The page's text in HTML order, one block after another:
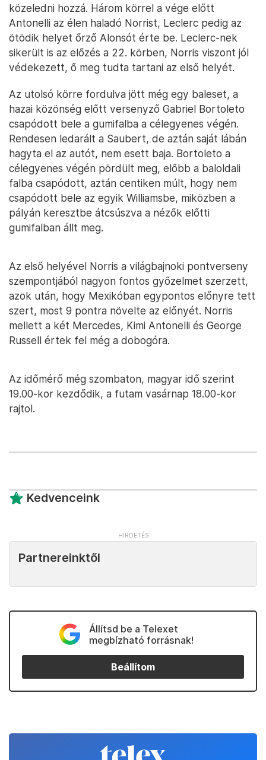
közeledni hozzá. Három körrel a vége előtt
Antonelli az élen haladó Norrist, Leclerc pedig az
ötödik helyet őrző Alonsót érte be. Leclerc-nek
sikerült is az előzés a 22. körben, Norris viszont jól
védekezett, ő meg tudta tartani az első helyét.
Az utolsó körre fordulva jött még egy baleset, a
hazai közönség előtt versenyző Gabriel Bortoleto
csapódott bele a gumifalba a célegyenes végén.
Rendesen ledarált a Saubert, de aztán saját lábán
hagyta el az autót, nem esett baja. Bortoleto a
célegyenes végén pördült meg, előbb a baloldali
falba csapódott, aztán centiken múlt, hogy nem
csapódott bele az egyik Williamsbe, miközben a
pályán keresztbe átcsúszva a nézők előtti
gumifalban állt meg.
Az első helyével Norris a világbajnoki pontverseny
szempontjából nagyon fontos győzelmet szerzett,
azok után, hogy Mexikóban egypontos előnyre tett
szert, most 9 pontra növelte az előnyét. Norris
mellett a két Mercedes, Kimi Antonelli és George
Russell értek fel még a dobogóra.
Az időmérő még szombaton, magyar idő szerint
19.00-kor kezdődik, a futam vasárnap 18.00-kor
rajtol.
Kedvenceink
Partnereinktől
Állítsd be a Telexet
megbízható forrásnak!
Beállítom